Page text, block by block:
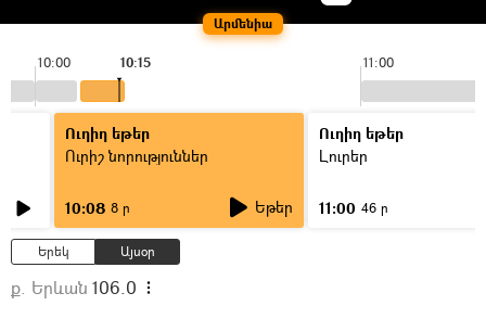
Արմենիա
10:00 11:00
10:15
Ուղիղ եթեր
Ուրիշ նորություններ
10:08 8 ր Եթեր
Ուղիղ եթեր
Լուրեր
11:00 46 ր
Երեկ Այսօր
ք. Երևան 106.0